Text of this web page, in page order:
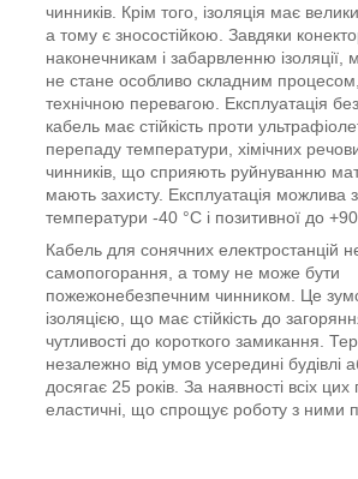
чинників. Крім того, ізоляція має
а тому є зносостійкою. Завдяки
наконечникам і забарвленню ізоляції,
не стане особливо складним
технічною перевагою. Експлуатація
кабель має стійкість проти
перепаду температури, хімічних
чинників, що сприяють руйнуванню
мають захисту. Експлуатація можлива
температури -40 °C і позитивної до +90
Кабель для сонячних електростанцій
самопогорання, а тому не може бути
пожежонебезпечним чинником. Це
ізоляцією, що має стійкість до
чутливості до короткого замикання.
незалежно від умов усередині будівлі
досягає 25 років. За наявності всіх цих
еластичні, що спрощує роботу з ними